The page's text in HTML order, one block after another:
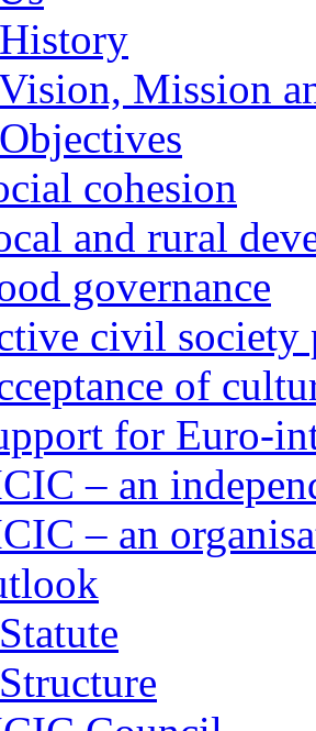
Mission
cohesion
and rural
governance
civil society
of
for Euro-
– an
– an